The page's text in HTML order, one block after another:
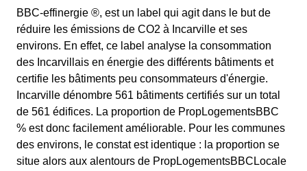
BBC-effinergie ®, est un label qui agit dans le but de
réduire les émissions de CO2 à Incarville et ses
environs. En effet, ce label analyse la consommation
des Incarvillais en énergie des différents bâtiments et
certifie les bâtiments peu consommateurs d'énergie.
Incarville dénombre 561 bâtiments certifiés sur un total
de 561 édifices. La proportion de PropLogementsBBC
% est donc facilement améliorable. Pour les communes
des environs, le constat est identique : la proportion se
situe alors aux alentours de PropLogementsBBCLocale